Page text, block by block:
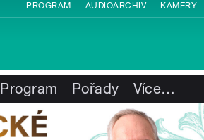
PROGRAM AUDIOARCHIV KAMERY
Program Pořady Více…